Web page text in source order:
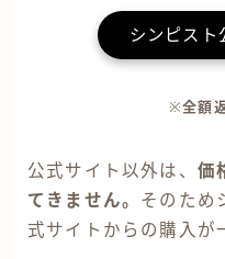
シンピスト
※全額
公式サイト以外は、 価
てきません。 そのため
式サイトからの購入が